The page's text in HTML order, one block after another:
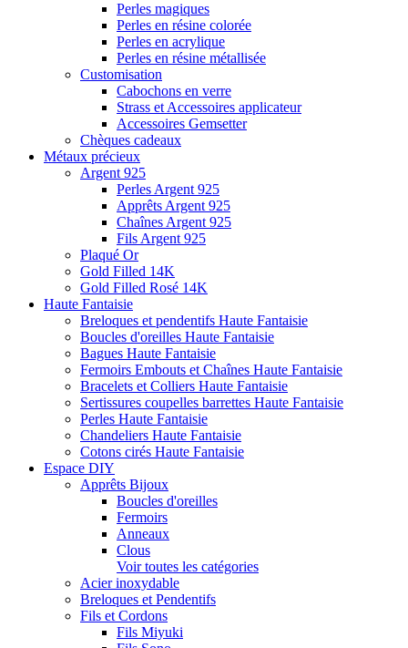
Perles magiques
Perles en résine colorée
Perles en acrylique
Perles en résine métallisée
Customisation
Cabochons en verre
Strass et Accessoires applicateur
Accessoires Gemsetter
Chèques cadeaux
Métaux précieux
Argent 925
Perles Argent 925
Apprêts Argent 925
Chaînes Argent 925
Fils Argent 925
Plaqué Or
Gold Filled 14K
Gold Filled Rosé 14K
Haute Fantaisie
Breloques et pendentifs Haute Fantaisie
Boucles d'oreilles Haute Fantaisie
Bagues Haute Fantaisie
Fermoirs Embouts et Chaînes Haute Fantaisie
Bracelets et Colliers Haute Fantaisie
Sertissures coupelles barrettes Haute Fantaisie
Perles Haute Fantaisie
Chandeliers Haute Fantaisie
Cotons cirés Haute Fantaisie
Espace DIY
Apprêts Bijoux
Boucles d'oreilles
Fermoirs
Anneaux
Clous
Voir toutes les catégories
Acier inoxydable
Breloques et Pendentifs
Fils et Cordons
Fils Miyuki